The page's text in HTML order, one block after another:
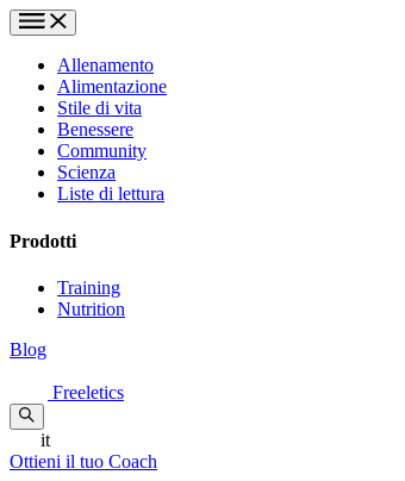
Allenamento
Alimentazione
Stile di vita
Benessere
Community
Scienza
Liste di lettura
Prodotti
Training
Nutrition
Blog
Freeletics
it
Ottieni il tuo Coach